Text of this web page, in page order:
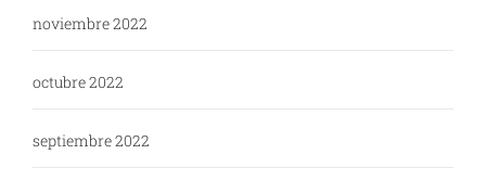
noviembre 2022
octubre 2022
septiembre 2022